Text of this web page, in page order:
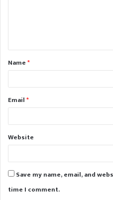
t
*Name*
Email*
Website
Save my name, email, and
time I comment.